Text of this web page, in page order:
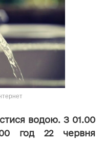
водою. З 01.00
год 22 червня